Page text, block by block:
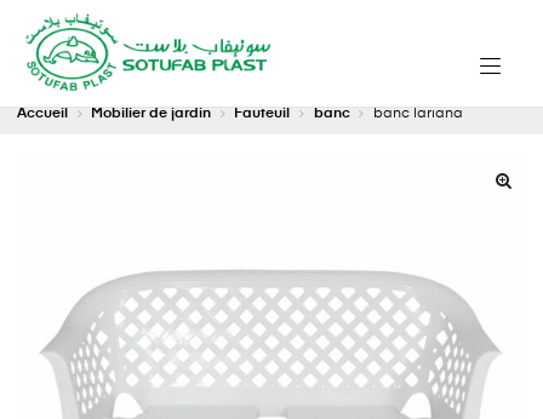
Accueil Mobilier de jardin Fauteuil banc banc lariana